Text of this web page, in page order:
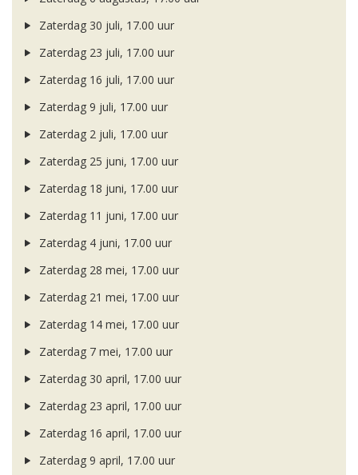
Zaterdag 30 juli, 17.00 uur
Zaterdag 23 juli, 17.00 uur
Zaterdag 16 juli, 17.00 uur
Zaterdag 9 juli, 17.00 uur
Zaterdag 2 juli, 17.00 uur
Zaterdag 25 juni, 17.00 uur
Zaterdag 18 juni, 17.00 uur
Zaterdag 11 juni, 17.00 uur
Zaterdag 4 juni, 17.00 uur
Zaterdag 28 mei, 17.00 uur
Zaterdag 21 mei, 17.00 uur
Zaterdag 14 mei, 17.00 uur
Zaterdag 7 mei, 17.00 uur
Zaterdag 30 april, 17.00 uur
Zaterdag 23 april, 17.00 uur
Zaterdag 16 april, 17.00 uur
Zaterdag 9 april, 17.00 uur